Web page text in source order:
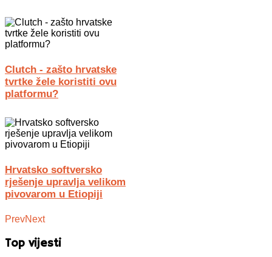
Clutch - zašto hrvatske
tvrtke žele koristiti ovu
platformu?
Hrvatsko softversko
rješenje upravlja velikom
pivovarom u Etiopiji
PrevNext
Top vijesti